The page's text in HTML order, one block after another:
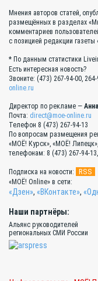
Мнения авторов статей,
размещённых в разделах
комментариев
с позицией редакции
* По данным статистики
Есть интересная новость?
Звоните: (473) 267-94-00,
online.ru
Директор по рекламе —
Почта: direct@moe-online.ru
Телефон 8 (473) 267-94-13
По вопросам размещения
«МОЁ! Курск», «МОЁ!
телефонам: 8 (473) 267-94-13,
Подписка на новости: RSS
«МОЁ! Online» в сети:
«Дзен», «ВКонтакте»,
Наши партнёры:
Альянс руководителей
региональных СМИ России